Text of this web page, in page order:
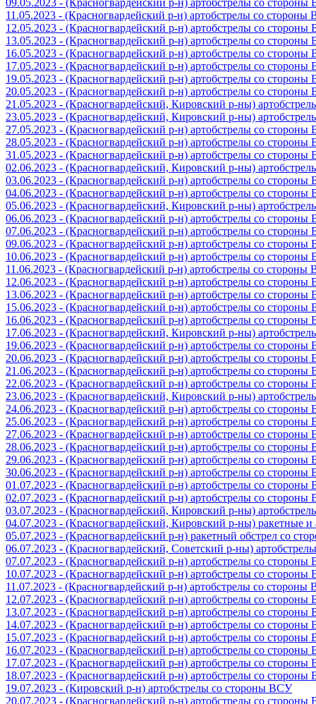
11.05.2023 - (Красногвардейский р-н) артобстрелы со стороны
12.05.2023 - (Красногвардейский р-н) артобстрелы со
13.05.2023 - (Красногвардейский р-н) артобстрелы со
16.05.2023 - (Красногвардейский р-н) артобстрелы со
17.05.2023 - (Красногвардейский р-н) артобстрелы со
19.05.2023 - (Красногвардейский р-н) артобстрелы со
20.05.2023 - (Красногвардейский р-н) артобстрелы со
21.05.2023 - (Красногвардейский, Кировский р-ны)
23.05.2023 - (Красногвардейский, Кировский р-ны)
27.05.2023 - (Красногвардейский р-н) артобстрелы со
28.05.2023 - (Красногвардейский р-н) артобстрелы со
31.05.2023 - (Красногвардейский р-н) артобстрелы со
02.06.2023 - (Красногвардейский, Кировский р-ны)
03.06.2023 - (Красногвардейский р-н) артобстрелы со
04.06.2023 - (Красногвардейский р-н) артобстрелы со
05.06.2023 - (Красногвардейский, Кировский р-ны)
06.06.2023 - (Красногвардейский р-н) артобстрелы со
07.06.2023 - (Красногвардейский р-н) артобстрелы со
09.06.2023 - (Красногвардейский р-н) артобстрелы со
10.06.2023 - (Красногвардейский р-н) артобстрелы со
11.06.2023 - (Красногвардейский р-н) артобстрелы со стороны
12.06.2023 - (Красногвардейский р-н) артобстрелы со
13.06.2023 - (Красногвардейский р-н) артобстрелы со
15.06.2023 - (Красногвардейский р-н) артобстрелы со
16.06.2023 - (Красногвардейский р-н) артобстрелы со
17.06.2023 - (Красногвардейский, Кировский р-ны)
19.06.2023 - (Красногвардейский р-н) артобстрелы со
20.06.2023 - (Красногвардейский р-н) артобстрелы со
21.06.2023 - (Красногвардейский р-н) артобстрелы со
22.06.2023 - (Красногвардейский р-н) артобстрелы со
23.06.2023 - (Красногвардейский, Кировский р-ны)
24.06.2023 - (Красногвардейский р-н) артобстрелы со
25.06.2023 - (Красногвардейский р-н) артобстрелы со
27.06.2023 - (Красногвардейский р-н) артобстрелы со
28.06.2023 - (Красногвардейский р-н) артобстрелы со
29.06.2023 - (Красногвардейский р-н) артобстрелы со
30.06.2023 - (Красногвардейский р-н) артобстрелы со
01.07.2023 - (Красногвардейский р-н) артобстрелы со
02.07.2023 - (Красногвардейский р-н) артобстрелы со
03.07.2023 - (Красногвардейский, Кировский р-ны)
04.07.2023 - (Красногвардейский, Кировский р-ны) ракетные
05.07.2023 - (Красногвардейский р-н) ракетный обстрел со
06.07.2023 - (Красногвардейский, Советский р-ны)
07.07.2023 - (Красногвардейский р-н) артобстрелы со
10.07.2023 - (Красногвардейский р-н) артобстрелы со
11.07.2023 - (Красногвардейский р-н) артобстрелы со стороны
12.07.2023 - (Красногвардейский р-н) артобстрелы со
13.07.2023 - (Красногвардейский р-н) артобстрелы со
14.07.2023 - (Красногвардейский р-н) артобстрелы со
15.07.2023 - (Красногвардейский р-н) артобстрелы со
16.07.2023 - (Красногвардейский р-н) артобстрелы со
17.07.2023 - (Красногвардейский р-н) артобстрелы со
18.07.2023 - (Красногвардейский р-н) артобстрелы со
19.07.2023 - (Кировский р-н) артобстрелы со стороны ВСУ
20.07.2023 - (Красногвардейский р-н) артобстрелы со